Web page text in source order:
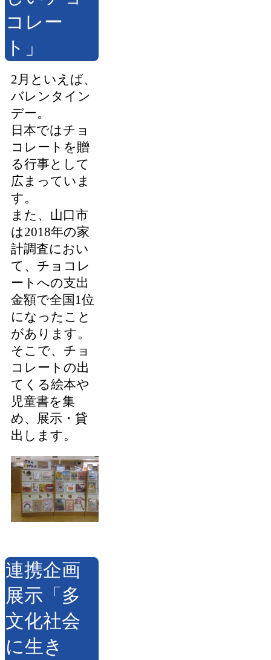
コレー
ト」
2月といえば、
バレンタイン
デー。
日本ではチョ
コレートを贈
る行事として
広まっていま
す。
また、山口市
は2018年の家
計調査におい
て、チョコレ
ートへの支出
金額で全国1位
になったこと
があります。
そこで、チョ
コレートの出
てくる絵本や
児童書を集
め、展示・貸
出します。
連携企画
展示「多
文化社会
に生き